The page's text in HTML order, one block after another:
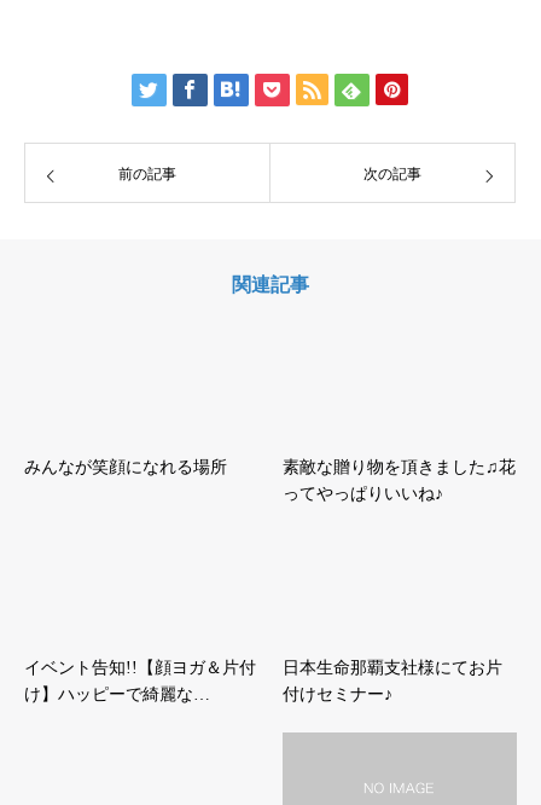
前の記事 次の記事
関連記事
みんなが笑顔になれる場所
素敵な贈り物を頂きました♫花
ってやっぱりいいね♪
イベント告知!!【顔ヨガ＆片付
け】ハッピーで綺麗な…
日本生命那覇支社様にてお片
付けセミナー♪